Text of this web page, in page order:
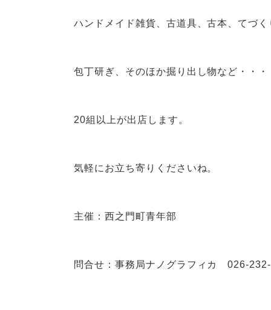
ハンドメイド雑貨、古道具、古本、てづく
包丁研ぎ、そのほか掘り出し物など・・・
20組以上が出店します。
気軽にお立ち寄りくださいね。
主催：西之門町青年部
問合せ：事務局ナノグラフィカ 026-